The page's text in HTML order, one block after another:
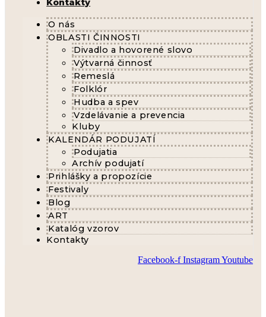
Kontakty
O nás
OBLASTI ČINNOSTI
Divadlo a hovorené slovo
Výtvarná činnosť
Remeslá
Folklór
Hudba a spev
Vzdelávanie a prevencia
Kluby
KALENDÁR PODUJATÍ
Podujatia
Archív podujatí
Prihlášky a propozície
Festivaly
Blog
ART
Katalóg vzorov
Kontakty
Facebook-f InstagramYoutube